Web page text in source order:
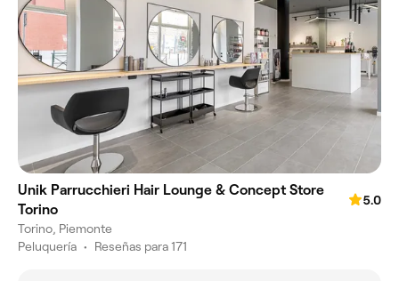
Unik Parrucchieri Hair Lounge & Concept Store
Torino
5.0
Torino, Piemonte
Peluquería • Reseñas para 171